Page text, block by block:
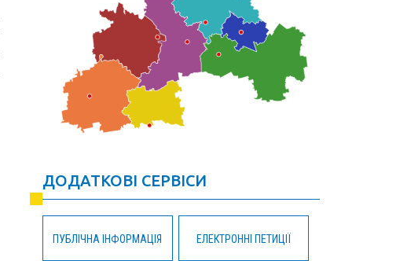
ДОДАТКОВІ СЕРВІСИ
ПУБЛІЧНА ІНФОРМАЦІЯ ЕЛЕКТРОННІ ПЕТИЦІЇ